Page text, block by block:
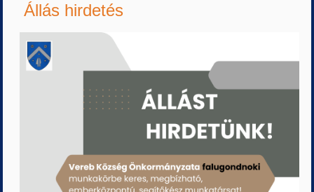
Állás hirdetés